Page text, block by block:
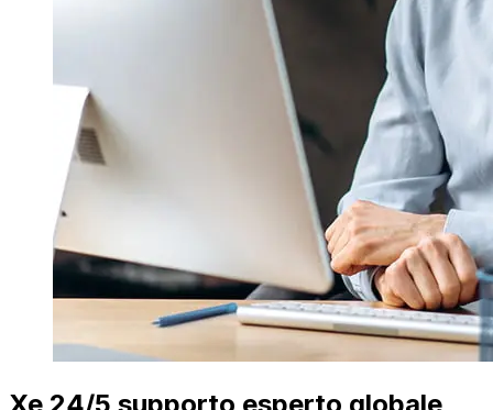
Xe 24/5 supporto esperto globale